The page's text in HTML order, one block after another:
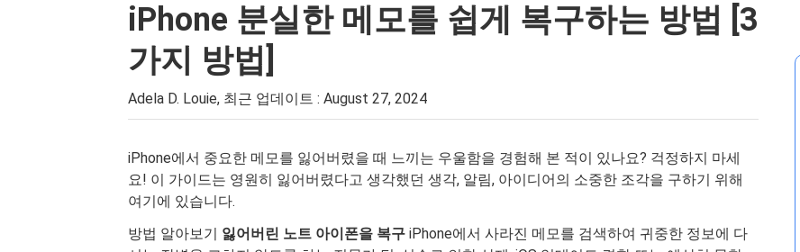
iPhone 분실한 메모를 쉽게 복구하는 방법 [3
가지 방법]
Adela D. Louie, 최근 업데이트 : August 27, 2024
iPhone에서 중요한 메모를 잃어버렸을 때 느끼는 우울함을 경험해 본 적이 있나요? 걱정하지 마세
요! 이 가이드는 영원히 잃어버렸다고 생각했던 생각, 알림, 아이디어의 소중한 조각을 구하기 위해
여기에 있습니다.
방법 알아보기 잃어버린 노트 아이폰을 복구 iPhone에서 사라진 메모를 검색하여 귀중한 정보에 다